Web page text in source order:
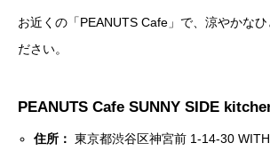
お近くの「PEANUTS Cafe」で、涼やかなひ
ださい。
PEANUTS Cafe SUNNY SIDE
住所： 東京都渋谷区神宮前 1-14-30